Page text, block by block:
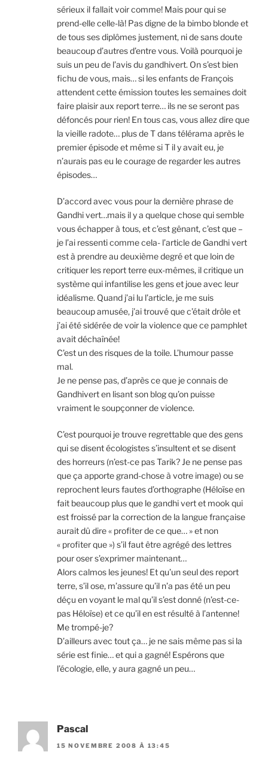
sérieux il fallait voir comme! Mais pour qui se
prend-elle celle-là! Pas digne de la bimbo blonde et
de tous ses diplômes justement, ni de sans doute
beaucoup d’autres d’entre vous. Voilà pourquoi je
suis un peu de l’avis du gandhivert. On s’est bien
fichu de vous, mais… si les enfants de François
attendent cette émission toutes les semaines doit
faire plaisir aux report terre… ils ne se seront pas
défoncés pour rien! En tous cas, vous allez dire que
la vieille radote… plus de T dans télérama après le
premier épisode et même si T il y avait eu, je
n’aurais pas eu le courage de regarder les autres
épisodes…
D’accord avec vous pour la dernière phrase de
Gandhi vert…mais il y a quelque chose qui semble
vous échapper à tous, et c’est gênant, c’est que –
je l’ai ressenti comme cela- l’article de Gandhi vert
est à prendre au deuxième degré et que loin de
critiquer les report terre eux-mêmes, il critique un
système qui infantilise les gens et joue avec leur
idéalisme. Quand j’ai lu l’article, je me suis
beaucoup amusée, j’ai trouvé que c’était drôle et
j’ai été sidérée de voir la violence que ce pamphlet
avait déchaînée!
C’est un des risques de la toile. L’humour passe
mal.
Je ne pense pas, d’après ce que je connais de
Gandhivert en lisant son blog qu’on puisse
vraiment le soupçonner de violence.
C’est pourquoi je trouve regrettable que des gens
qui se disent écologistes s’insultent et se disent
des horreurs (n’est-ce pas Tarik? Je ne pense pas
que ça apporte grand-chose à votre image) ou se
reprochent leurs fautes d’orthographe (Héloïse en
fait beaucoup plus que le gandhi vert et mook qui
est froissé par la correction de la langue française
aurait dû dire « profiter de ce que… » et non
« profiter que ») s’il faut être agrégé des lettres
pour oser s’exprimer maintenant…
Alors calmos les jeunes! Et qu’un seul des report
terre, s’il ose, m’assure qu’il n’a pas été un peu
déçu en voyant le mal qu’il s’est donné (n’est-ce-
pas Héloïse) et ce qu’il en est résulté à l’antenne!
Me trompé-je?
D’ailleurs avec tout ça… je ne sais même pas si la
série est finie… et qui a gagné! Espérons que
l’écologie, elle, y aura gagné un peu…
Pascal
15 NOVEMBRE 2008 À 13:45